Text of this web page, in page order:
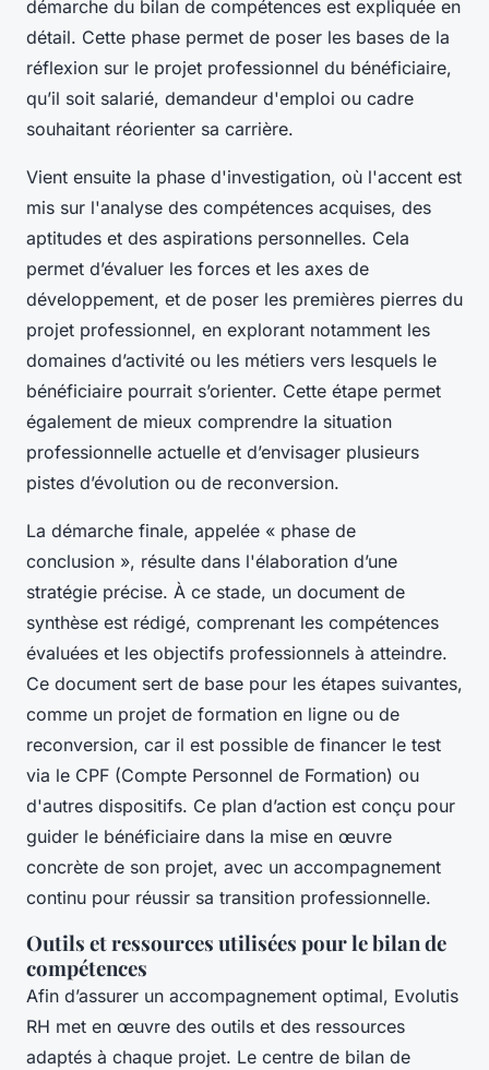
démarche du bilan de compétences est expliquée en
détail. Cette phase permet de poser les bases de la
réflexion sur le projet professionnel du bénéficiaire,
qu’il soit salarié, demandeur d'emploi ou cadre
souhaitant réorienter sa carrière.
Vient ensuite la phase d'investigation, où l'accent est
mis sur l'analyse des compétences acquises, des
aptitudes et des aspirations personnelles. Cela
permet d’évaluer les forces et les axes de
développement, et de poser les premières pierres du
projet professionnel, en explorant notamment les
domaines d’activité ou les métiers vers lesquels le
bénéficiaire pourrait s’orienter. Cette étape permet
également de mieux comprendre la situation
professionnelle actuelle et d’envisager plusieurs
pistes d’évolution ou de reconversion.
La démarche finale, appelée « phase de
conclusion », résulte dans l'élaboration d’une
stratégie précise. À ce stade, un document de
synthèse est rédigé, comprenant les compétences
évaluées et les objectifs professionnels à atteindre.
Ce document sert de base pour les étapes suivantes,
comme un projet de formation en ligne ou de
reconversion, car il est possible de financer le test
via le CPF (Compte Personnel de Formation) ou
d'autres dispositifs. Ce plan d’action est conçu pour
guider le bénéficiaire dans la mise en œuvre
concrète de son projet, avec un accompagnement
continu pour réussir sa transition professionnelle.
Outils et ressources utilisées pour le bilan de
compétences
Afin d’assurer un accompagnement optimal, Evolutis
RH met en œuvre des outils et des ressources
adaptés à chaque projet. Le centre de bilan de